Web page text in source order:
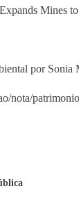
Mines
por Sonia
nota/